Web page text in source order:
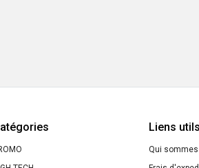
Liens utils
Qui sommes